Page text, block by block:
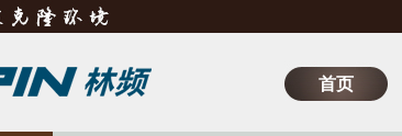
首页